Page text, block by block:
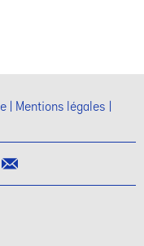
Mentions légales